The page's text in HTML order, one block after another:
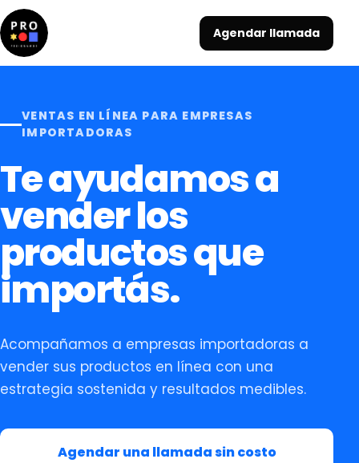
Agendar llamada
VENTAS EN LÍNEA PARA EMPRESAS
IMPORTADORAS
Te ayudamos a
vender los
productos que
importás.
Acompañamos a empresas importadoras a
vender sus productos en línea con una
estrategia sostenida y resultados medibles.
Agendar una llamada sin costo